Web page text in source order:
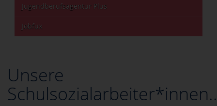
Jugendberufsagentur Plus
Jobfux
Unsere